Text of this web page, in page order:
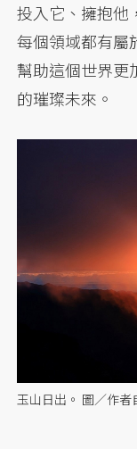
投入它、擁抱他
每個領域都有屬
幫助這個世界更
的璀璨未來。
玉山日出。 圖／作者